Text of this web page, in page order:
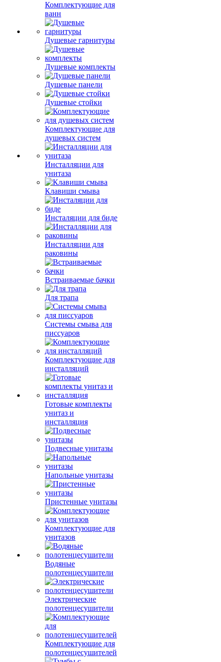
Комплектующие для
ванн
Душевые гарнитуры
Душевые комплекты
Душевые панели
Душевые стойки
Комплектующие для
душевых систем
Инсталляции для
унитаза
Клавиши смыва
Инсталяции для биде
Инсталляции для
раковины
Встраиваемые бачки
Для трапа
Системы смыва для
писсуаров
Комплектующие для
инсталляций
Готовые комплекты
унитаз и
инсталляция
Подвесные унитазы
Напольные унитазы
Пристенные унитазы
Комплектующие для
унитазов
Водяные
полотенцесушители
Электрические
полотенцесушители
Комплектующие для
полотенцесушителей